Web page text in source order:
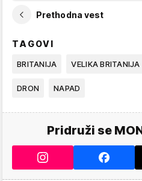
Prethodna vest
TAGOVI
BRITANIJA VELIKA BRITANIJA
DRON NAPAD
Pridruži se